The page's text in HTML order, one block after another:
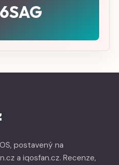
postavený na
a iqosfan.cz. Recenze,